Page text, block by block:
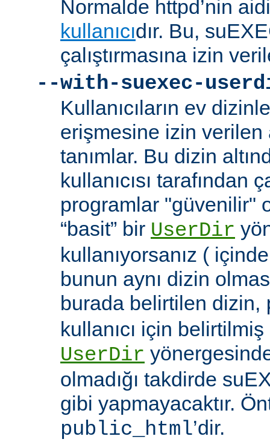
Normalde httpd’nin
kullanıcıdır. Bu,
çalıştırmasına izin
--with-suexec-
Kullanıcıların ev
erişmesine izin
tanımlar. Bu dizin
kullanıcısı tarafından
programlar "güvenilir"
“basit” bir UserDir
kullanıyorsanız (
bunun aynı dizin
burada belirtilen dizin,
kullanıcı için
UserDir
olmadığı takdirde
gibi yapmayacaktır.
public_html’dir.